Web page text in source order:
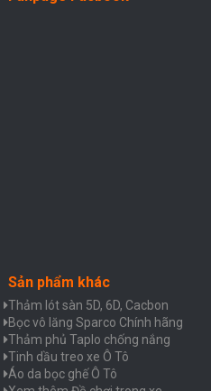
Sản phẩm khác
Thảm lót sàn 5D, 6D, Cacbon
Bọc vô lăng Sparco Chính hãng
Thảm phủ Taplo chống nắng
Tinh dầu treo xe Ô Tô
Áo da bọc ghế Ô Tô